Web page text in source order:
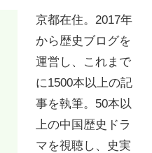
京都在住。2017年
から歴史ブログを
運営し、これまで
に1500本以上の記
事を執筆。50本以
上の中国歴史ドラ
マを視聴し、史実